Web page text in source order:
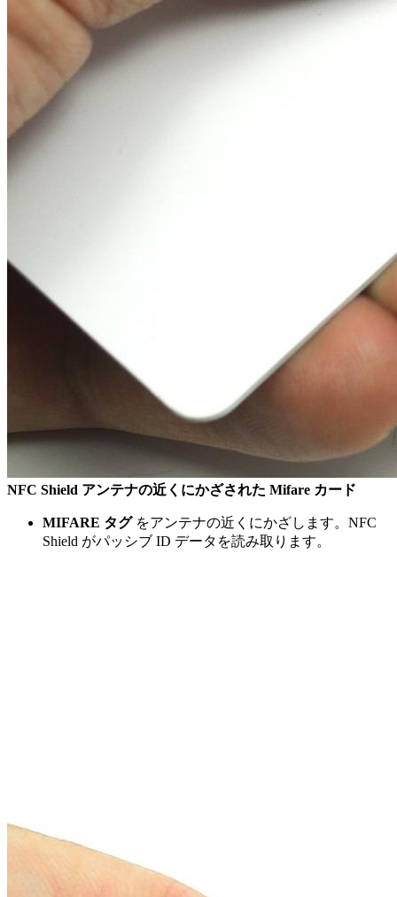
NFC Shield アンテナの近くにかざされた Mifare カード
MIFARE タグをアンテナの近くにかざします。NFC
Shield がパッシブ ID データを読み取ります。